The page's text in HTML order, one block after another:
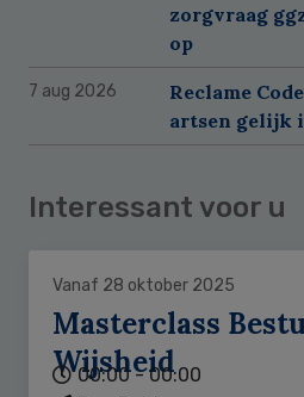
zorgvraag
op
7 aug 2026
Reclame
artsen gelijk
Interessant voor u
Vanaf 28 oktober 2025
Masterclass
Wijsheid
00:00 - 00:00